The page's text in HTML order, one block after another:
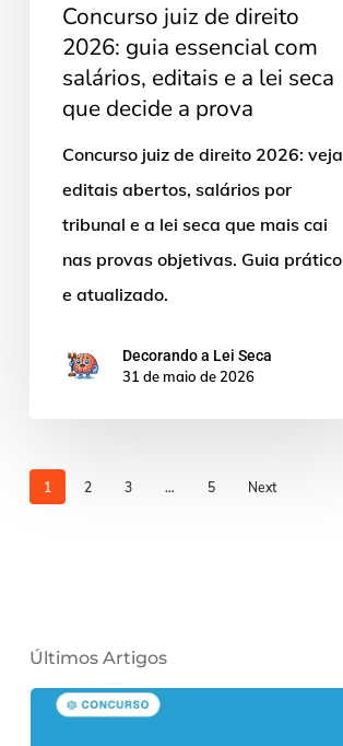
decide
prova
Concurso juiz de direito
2026: guia essencial com
salários, editais e a lei seca
que decide a prova
Concurso juiz de direito 2026: veja
editais abertos, salários por
tribunal e a lei seca que mais cai
nas provas objetivas. Guia prático
e atualizado.
Decorando a Lei Seca
31 de maio de 2026
1 2 3 … 5 Next
Últimos Artigos